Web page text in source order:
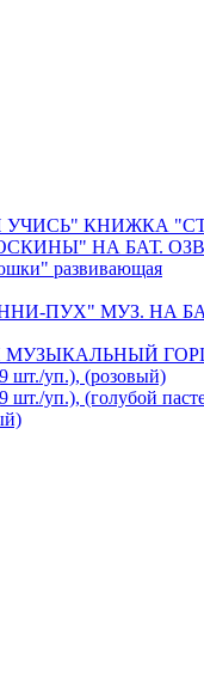
УЧИСЬ" КНИЖКА
НА БАТ.
развивающая
ПУХ" МУЗ. НА
МУЗЫКАЛЬНЫЙ
шт./уп.), (розовый)
уп.), (голубой